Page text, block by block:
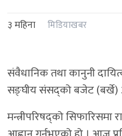
३ महिना मिडियाखबर
संवैधानिक तथा कानुनी
सङ्घीय संसद्को बजेट
मन्त्रीपरिषद्को सिफारिसमा